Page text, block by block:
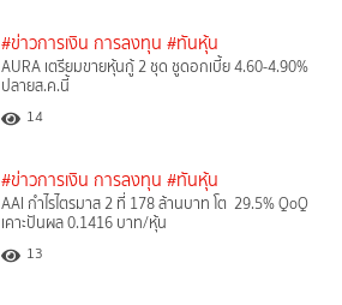
#ข่าวการเงิน การลงทุน #ทันหุ้น
AURA เตรียมขายหุ้นกู้ 2 ชุด ชูดอกเบี้ย 4.60-4.90%
ปลายส.ค.นี้
14
#ข่าวการเงิน การลงทุน #ทันหุ้น
AAI กำไรไตรมาส 2 ที่ 178 ล้านบาท โต 29.5% QoQ
เคาะปันผล 0.1416 บาท/หุ้น
13